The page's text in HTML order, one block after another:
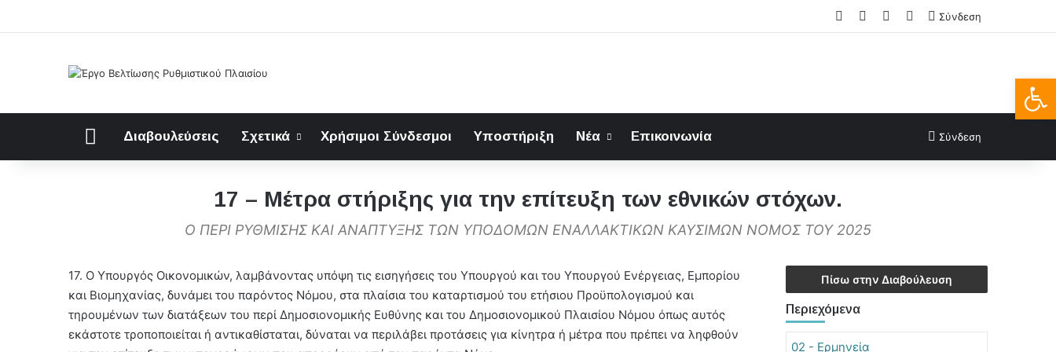
Facebook LinkedIn
FAQsΣύνδεση
ΑρχικήΔιαβουλεύσεις Σχετικά Χρήσιμοι Σύνδεσμοι Υποστήριξη Νέα Επικοινωνία Σύνδεση
17 – Μέτρα στήριξης για την επίτευξη των εθνικών στόχων.
Ο ΠΕΡΙ ΡΥΘΜΙΣΗΣ ΚΑΙ ΑΝΑΠΤΥΞΗΣ ΤΩΝ ΥΠΟΔΟΜΩΝ ΕΝΑΛΛΑΚΤΙΚΩΝ ΚΑΥΣΙΜΩΝ ΝΟΜΟΣ ΤΟΥ 2025
17. Ο Υπουργός Οικονομικών, λαμβάνοντας υπόψη τις εισηγήσεις του Υπουργού και του Υπουργού Ενέργειας, Εμπορίου
και Βιομηχανίας, δυνάμει του παρόντος Νόμου, στα πλαίσια του καταρτισμού του ετήσιου Προϋπολογισμού και
τηρουμένων των διατάξεων του περί Δημοσιονομικής Ευθύνης και του Δημοσιονομικού Πλαισίου Νόμου όπως αυτός
εκάστοτε τροποποιείται ή αντικαθίσταται, δύναται να περιλάβει προτάσεις για κίνητρα ή μέτρα που πρέπει να ληφθούν
Πίσω στην Διαβούλευση
Περιεχόμενα
02 - Ερμηνεία